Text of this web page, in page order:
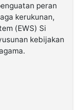
peran
kerukunan,
(EWS) Si
kebijakan